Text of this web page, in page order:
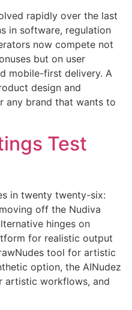
rapidly over the last
in software, regulation
now compete not
but on user
mobile-first delivery. A
design and
any brand that wants to
Test
in twenty twenty-six:
off the Nudiva
hinges on
for realistic output
tool for artistic
option, the AINudez
artistic workflows, and